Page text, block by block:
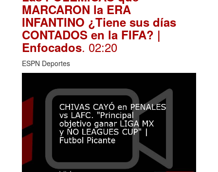
MARCARON la ERA
INFANTINO ¿Tiene sus días
CONTADOS en la FIFA? |
Enfocados. 02:20
ESPN Deportes